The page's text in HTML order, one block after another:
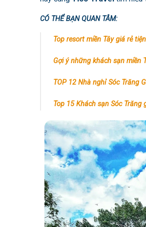
CÓ THỂ BẠN QUAN TÂM:
Top resort miền Tây giá rẻ
Gợi ý những khách sạn miền
TOP 12 Nhà nghỉ Sóc Trăng
Top 15 Khách sạn Sóc